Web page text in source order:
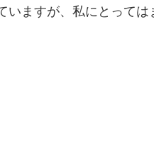
ますが、私にとっては